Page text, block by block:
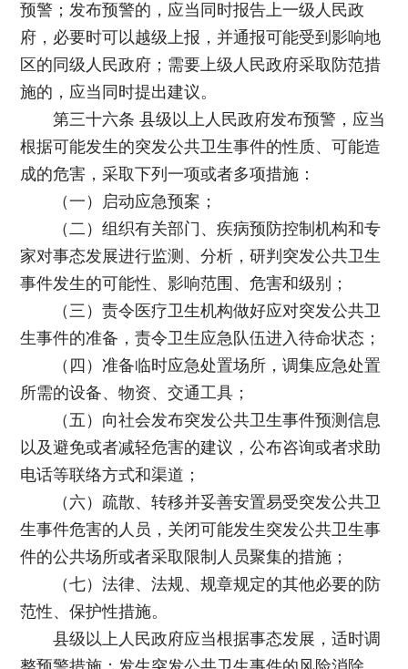
预警；发布预警的，应当同时报告上一级人民政
府，必要时可以越级上报，并通报可能受到影响地
区的同级人民政府；需要上级人民政府采取防范措
施的，应当同时提出建议。
第三十六条 县级以上人民政府发布预警，应当
根据可能发生的突发公共卫生事件的性质、可能造
成的危害，采取下列一项或者多项措施：
（一）启动应急预案；
（二）组织有关部门、疾病预防控制机构和专
家对事态发展进行监测、分析，研判突发公共卫生
事件发生的可能性、影响范围、危害和级别；
（三）责令医疗卫生机构做好应对突发公共卫
生事件的准备，责令卫生应急队伍进入待命状态；
（四）准备临时应急处置场所，调集应急处置
所需的设备、物资、交通工具；
（五）向社会发布突发公共卫生事件预测信息
以及避免或者减轻危害的建议，公布咨询或者求助
电话等联络方式和渠道；
（六）疏散、转移并妥善安置易受突发公共卫
生事件危害的人员，关闭可能发生突发公共卫生事
件的公共场所或者采取限制人员聚集的措施；
（七）法律、法规、规章规定的其他必要的防
范性、保护性措施。
县级以上人民政府应当根据事态发展，适时调